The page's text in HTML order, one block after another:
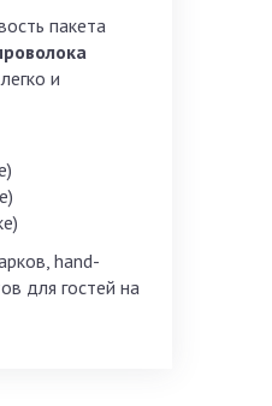
пакета
и
hand-
для гостей на